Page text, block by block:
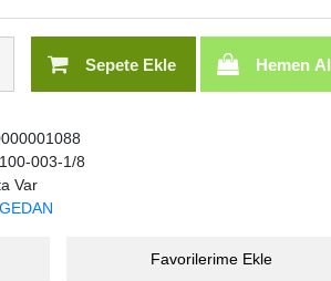
Sepete Ekle Hemen Al
003-1/8
Var
Favorilerime Ekle